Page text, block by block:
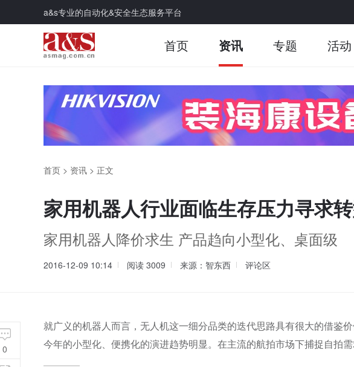
a&s专业的自动化&安全生态服务平台
首页 资讯 专题 活动
首页 > 资讯 > 正文
家用机器人行业面临生存压力寻求
家用机器人降价求生 产品趋向小型化、桌面级
2016-12-09 10:14 阅读 3009 来源：智东西 评论区
就广义的机器人而言，无人机这一细分品类的迭代思路具有很大的借鉴
今年的小型化、便携化的演进趋势明显。在主流的航拍市场下捕捉自拍需
0